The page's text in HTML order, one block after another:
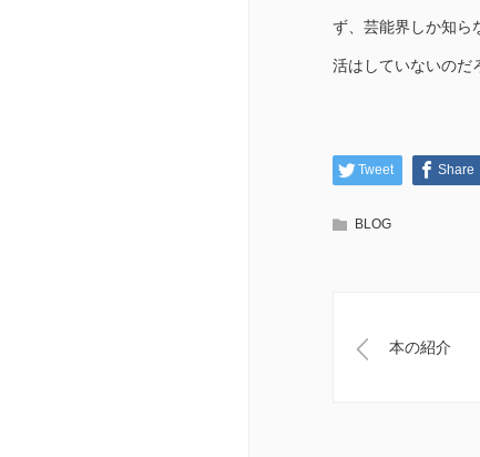
ず、芸能界しか知ら
活はしていないのだ
Tweet Share
BLOG
本の紹介